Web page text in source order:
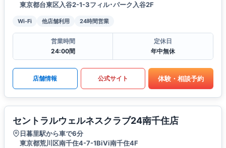
東京都台東区入谷2-1-3フィル･パーク入谷2F
Wi-Fi 他店舗利用 24時間営業
営業時間
24:00間
定休日
年中無休
店舗情報 公式サイト 体験・相談予約
セントラルウェルネスクラブ24南千住店
日暮里駅から車で6分
東京都荒川区南千住4-7-1BiVi南千住4F